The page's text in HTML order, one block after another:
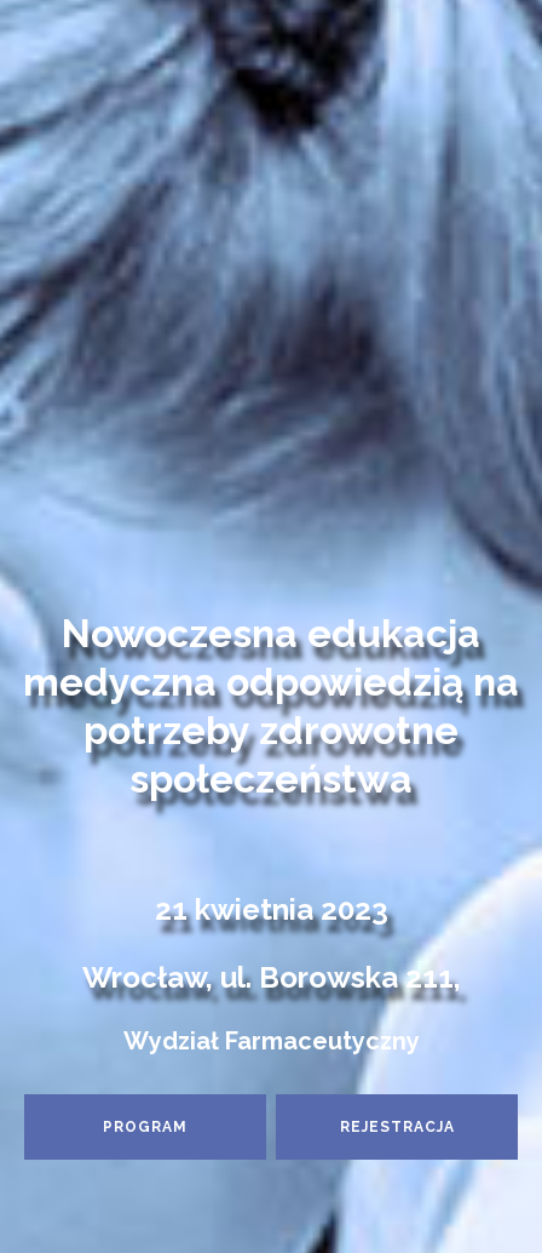
Nowoczesna edukacja
medyczna odpowiedzią na
potrzeby zdrowotne
społeczeństwa
21 kwietnia 2023
Wrocław, ul. Borowska 211,
Wydział Farmaceutyczny
PROGRAM REJESTRACJA